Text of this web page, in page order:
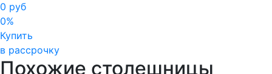
0 руб
0%
Купить
в рассрочку
Похожие столешницы